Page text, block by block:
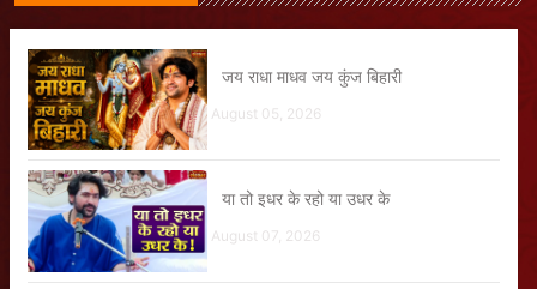
जय राधा माधव जय कुंज बिहारी
August 05, 2026
या तो इधर के रहो या उधर के
August 07, 2026